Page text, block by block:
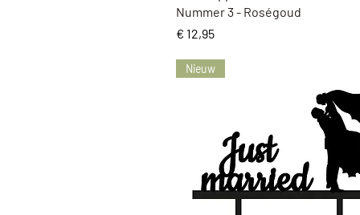
Nummer 3 - Roségoud
Prijs
€ 12,95
Nieuw